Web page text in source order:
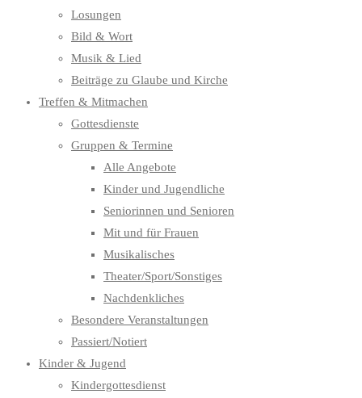
Losungen
Bild & Wort
Musik & Lied
Beiträge zu Glaube und Kirche
Treffen & Mitmachen
Gottesdienste
Gruppen & Termine
Alle Angebote
Kinder und Jugendliche
Seniorinnen und Senioren
Mit und für Frauen
Musikalisches
Theater/Sport/Sonstiges
Nachdenkliches
Besondere Veranstaltungen
Passiert/Notiert
Kinder & Jugend
Kindergottesdienst